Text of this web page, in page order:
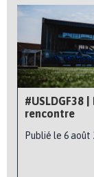
#USLDGF38
rencontre
Publié le 6 août